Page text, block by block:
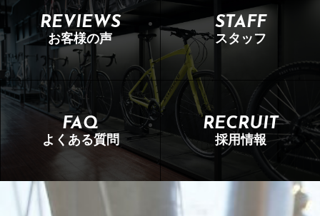
REVIEWS
お客様の声
STAFF
スタッフ
FAQ
よくある質問
RECRUIT
採用情報